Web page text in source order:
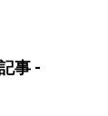
事 -